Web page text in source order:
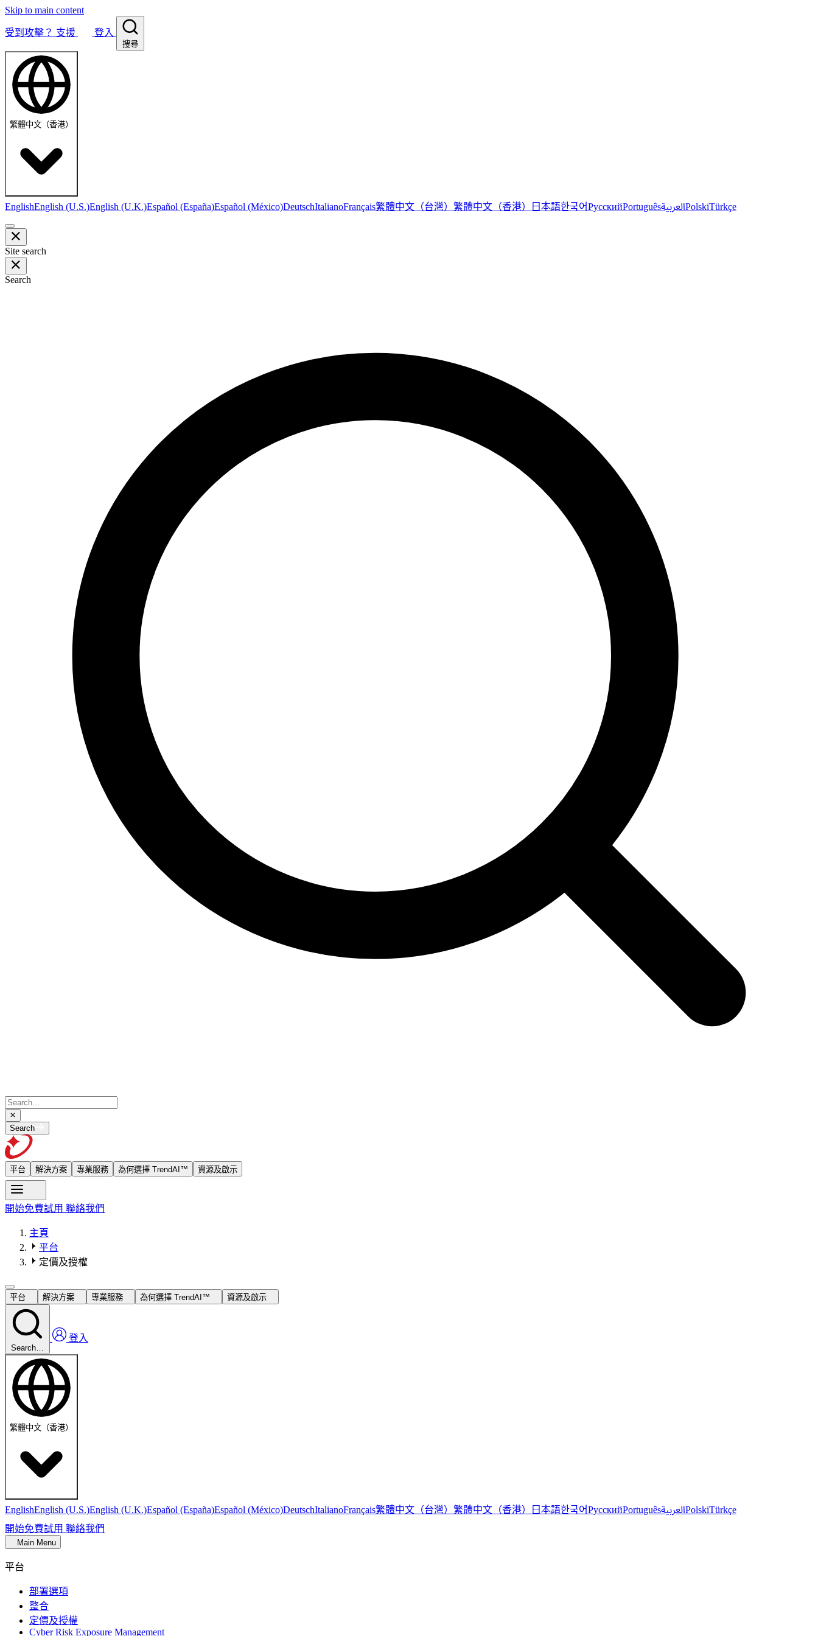
Skip to main content
受到攻擊？ 支援 登入
搜尋
繁體中文（香港）
EnglishEnglish (U.S.)English (U.K.)Español (España)Español (México)DeutschItalianoFrançais繁體中文（台灣） 繁體中文（香港） 日本語한국어РусскийPortuguêsالعربيةPolskiTürkçe
Site search
Search
Search
平台 解決方案 專業服務 為何選擇 TrendAI™ 資源及啟示
開始免費試用 聯絡我們
主頁
平台
定價及授權
平台 解決方案 專業服務 為何選擇 TrendAI™ 資源及啟示
Search…
登入
繁體中文（香港）
EnglishEnglish (U.S.)English (U.K.)Español (España)Español (México)DeutschItalianoFrançais繁體中文（台灣） 繁體中文（香港） 日本語한국어РусскийPortuguêsالعربيةPolskiTürkçe
開始免費試用 聯絡我們
Main Menu
平台
部署選項
整合
定價及授權
Cyber Risk Exposure Management